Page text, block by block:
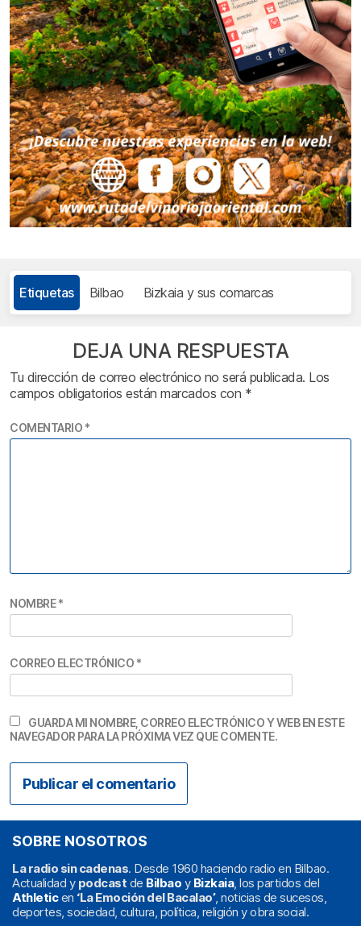
Etiquetas Bilbao Bizkaia y sus comarcas
DEJA UNA RESPUESTA
Tu dirección de correo electrónico no será publicada. Los
campos obligatorios están marcados con *
COMENTARIO *
NOMBRE*
CORREO ELECTRÓNICO *
GUARDA MI NOMBRE, CORREO ELECTRÓNICO Y WEB EN ESTE
NAVEGADOR PARA LA PRÓXIMA VEZ QUE COMENTE.
SOBRE NOSOTROS
La radio sin cadenas. Desde 1960 haciendo radio en Bilbao.
Actualidad y podcast de Bilbao y Bizkaia, los partidos del
Athleticen ‘La Emoción del Bacalao’, noticias de sucesos,
deportes, sociedad, cultura, política, religión y obra social.